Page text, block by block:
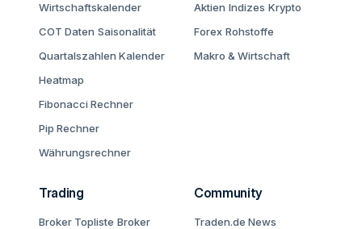
Wirtschaftskalender
COT Daten Saisonalität
Quartalszahlen Kalender
Heatmap
Fibonacci Rechner
Pip Rechner
Währungsrechner
Aktien Indizes Krypto
Forex Rohstoffe
Makro & Wirtschaft
Trading
Broker Topliste Broker
Community
Traden.de News